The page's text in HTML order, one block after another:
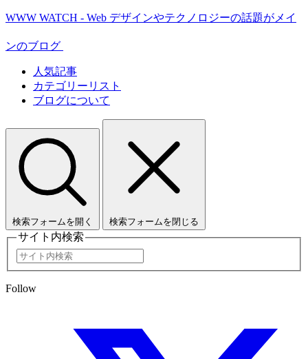
WWW WATCH - Web デザインやテクノロジーの話題がメイ
ンのブログ
人気記事
カテゴリーリスト
ブログについて
検索フォームを開く 検索フォームを閉じる
サイト内検索
Follow